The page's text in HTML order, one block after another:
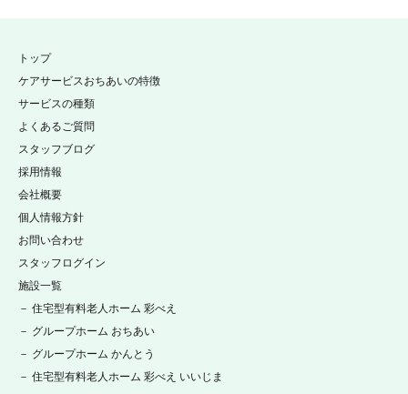
トップ
ケアサービスおちあいの特徴
サービスの種類
よくあるご質問
スタッフブログ
採用情報
施設一覧
－ 住宅型有料老人ホーム 彩べえ
－ グループホーム おちあい
－ グループホーム かんとう
－ 住宅型有料老人ホーム 彩べえ いいじま
会社概要
個人情報方針
お問い合わせ
スタッフログイン